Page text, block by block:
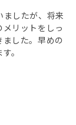
ましたが、将来
リットをしっ
した。早めの
。